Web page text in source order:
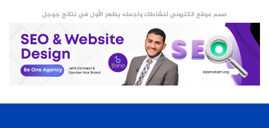
صمم موقع الكتروني لنشاطك واجعله يظهر الأول في نتائج جوجل